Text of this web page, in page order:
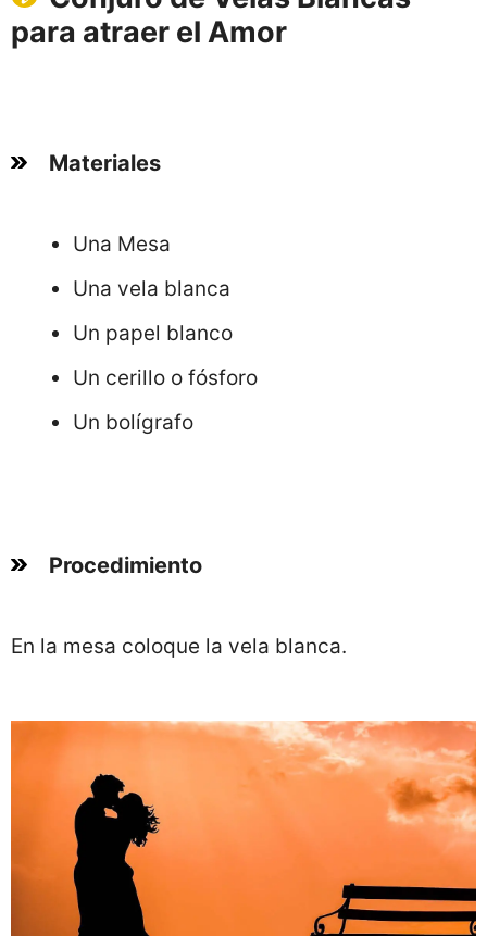
para atraer el Amor
Materiales
Una Mesa
Una vela blanca
Un papel blanco
Un cerillo o fósforo
Un bolígrafo
Procedimiento
En la mesa coloque la vela blanca.